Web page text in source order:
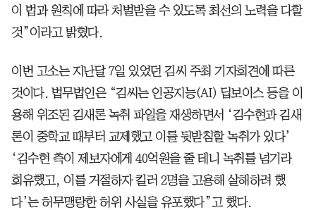
이 법과 원칙에 따라 처벌받을 수 있도록 최선의 노력을 다할
것”이라고 밝혔다.
이번 고소는 지난달 7일 있었던 김씨 주최 기자회견에 따른
것이다. 법무법인은 “김씨는 인공지능(AI) 딥보이스 등을 이
용해 위조된 김새론 녹취 파일을 재생하면서 ‘김수현과 김새
론이 중학교 때부터 교제했고 이를 뒷받침할 녹취가 있다’
‘김수현 측이 제보자에게 40억원을 줄 테니 녹취를 넘기라
회유했고, 이를 거절하자 킬러 2명을 고용해 살해하려 했
다’는 허무맹랑한 허위 사실을 유포했다”고 했다.